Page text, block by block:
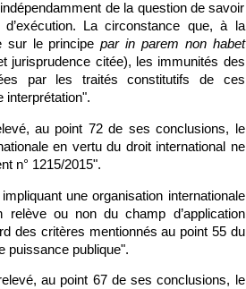
de la question de savoir
d’exécution. La circonstance que, à la
sur le principepar in parem non habet
jurisprudence citée), les immunités des
par les traités constitutifs de ces
interprétation".
au point 72 de ses conclusions, le
en vertu du droit international ne
n° 1215/2015".
une organisation internationale
relève ou non du champ d’application
des critères mentionnés au point 55 du
puissance publique".
au point 67 de ses conclusions, le